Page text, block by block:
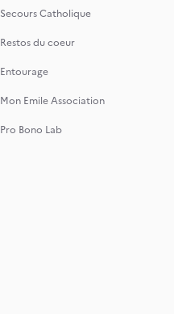
Secours Catholique
Restos du coeur
Entourage
Mon Emile Association
Pro Bono Lab